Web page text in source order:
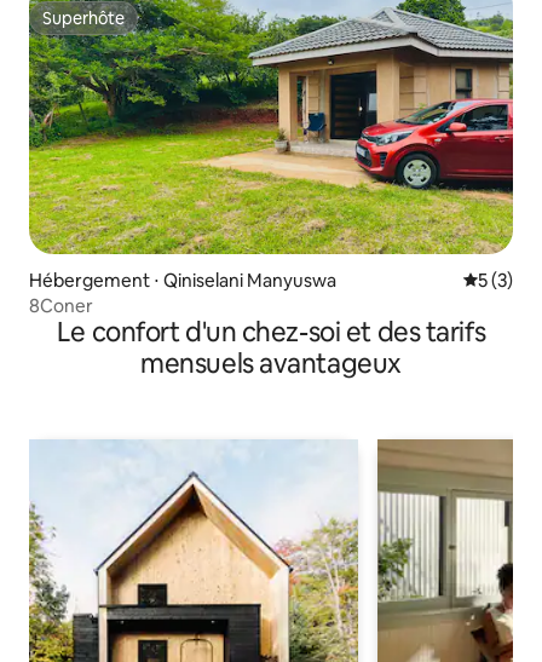
Superhôte
Superhôte
Hébergement ⋅ Qiniselani Manyuswa
5 (3)
8Coner
Le confort d'un chez-soi et des tarifs
mensuels avantageux